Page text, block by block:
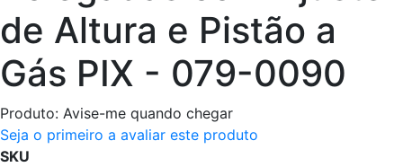
de Altura e Pistão a
Gás PIX - 079-0090
Produto: Avise-me quando chegar
Seja o primeiro a avaliar este produto
SKU